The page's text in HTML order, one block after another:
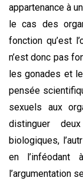
appartenance à
le cas des
fonction qu’est
n’est donc pas
les gonades et
pensée
sexuels aux
distinguer
biologiques,
en l’inféodant
l’argumentation